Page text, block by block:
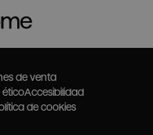
de venta
éticoAccesibilidad
de cookies